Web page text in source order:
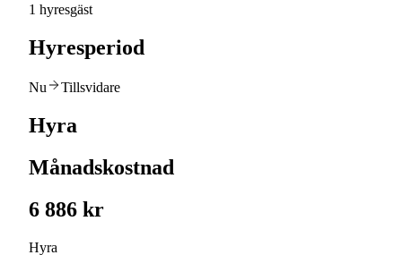
1 hyresgäst
Hyresperiod
Nu Tillsvidare
Hyra
Månadskostnad
6 886 kr
Hyra